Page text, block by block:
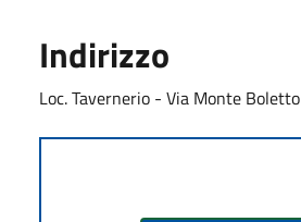
Indirizzo
Loc. Tavernerio - Via Monte Boletto